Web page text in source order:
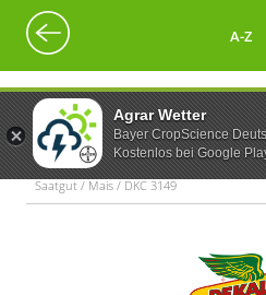
Agrar Wetter
Bayer CropScience
Kostenlos bei Google
A-Z
Saatgut / Mais / DKC 3149